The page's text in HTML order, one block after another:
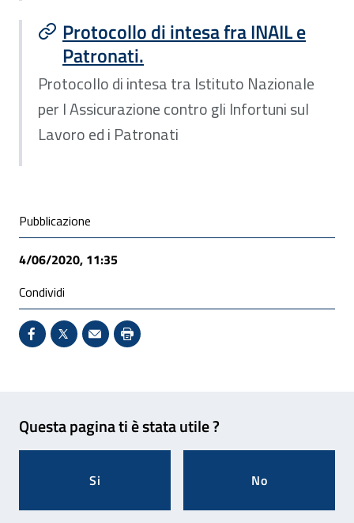
Protocollo di intesa fra INAIL e
Patronati.
Protocollo di intesa tra Istituto Nazionale
per l Assicurazione contro gli Infortuni sul
Lavoro ed i Patronati
Condivisione social
Pubblicazione
4/06/2020, 11:35
Condividi
Condividi su Facebook - Sito esterno - Apertura in
X - Sito esterno - Apertura in nuova finestra
Invio Mail: apre il programma di posta
Stampa pagina: scelta meno
Questa pagina ti è stata utile ?
Si No